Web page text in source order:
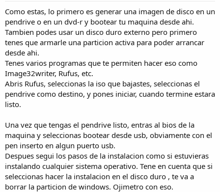
Como estas, lo primero es generar una imagen de disco en un
pendrive o en un dvd-r y bootear tu maquina desde ahi.
Tambien podes usar un disco duro externo pero primero
tenes que armarle una particion activa para poder arrancar
desde ahi.
Tenes varios programas que te permiten hacer eso como
Image32writer, Rufus, etc.
Abris Rufus, seleccionas la iso que bajastes, seleccionas el
pendrive como destino, y pones iniciar, cuando termine estara
listo.
Una vez que tengas el pendrive listo, entras al bios de la
maquina y seleccionas bootear desde usb, obviamente con el
pen inserto en algun puerto usb.
Despues segui los pasos de la instalacion como si estuvieras
instalando cualquier sistema operativo. Tene en cuenta que si
seleccionas hacer la instalacion en el disco duro , te va a
borrar la particion de windows. Ojimetro con eso.